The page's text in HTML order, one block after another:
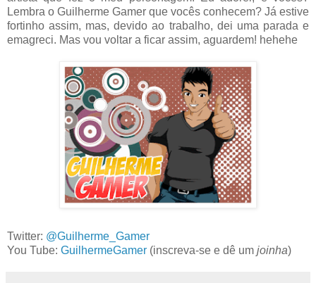
Lembra o Guilherme Gamer que vocês conhecem? Já estive
fortinho assim, mas, devido ao trabalho, dei uma parada e
emagreci. Mas vou voltar a ficar assim, aguardem! hehehe
Twitter: @Guilherme_Gamer
You Tube: GuilhermeGamer (inscreva-se e dê um joinha)